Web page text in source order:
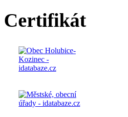
Certifikát